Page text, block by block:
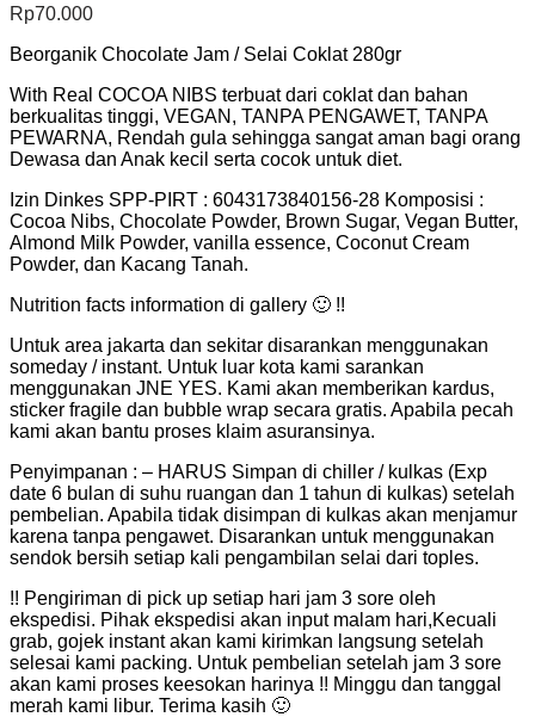
Rp70.000
Beorganik Chocolate Jam / Selai Coklat 280gr
With Real COCOA NIBS terbuat dari coklat dan bahan
berkualitas tinggi, VEGAN, TANPA PENGAWET, TANPA
PEWARNA, Rendah gula sehingga sangat aman bagi orang
Dewasa dan Anak kecil serta cocok untuk diet.
Izin Dinkes SPP-PIRT : 6043173840156-28 Komposisi :
Cocoa Nibs, Chocolate Powder, Brown Sugar, Vegan Butter,
Almond Milk Powder, vanilla essence, Coconut Cream
Powder, dan Kacang Tanah.
Nutrition facts information di gallery 🙂 !!
Untuk area jakarta dan sekitar disarankan menggunakan
someday / instant. Untuk luar kota kami sarankan
menggunakan JNE YES. Kami akan memberikan kardus,
sticker fragile dan bubble wrap secara gratis. Apabila pecah
kami akan bantu proses klaim asuransinya.
Penyimpanan : – HARUS Simpan di chiller / kulkas (Exp
date 6 bulan di suhu ruangan dan 1 tahun di kulkas) setelah
pembelian. Apabila tidak disimpan di kulkas akan menjamur
karena tanpa pengawet. Disarankan untuk menggunakan
sendok bersih setiap kali pengambilan selai dari toples.
!! Pengiriman di pick up setiap hari jam 3 sore oleh
ekspedisi. Pihak ekspedisi akan input malam hari,Kecuali
grab, gojek instant akan kami kirimkan langsung setelah
selesai kami packing. Untuk pembelian setelah jam 3 sore
akan kami proses keesokan harinya !! Minggu dan tanggal
merah kami libur. Terima kasih 🙂